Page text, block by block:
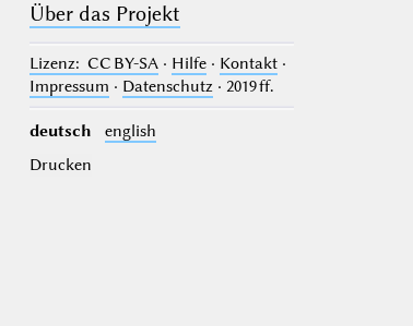
Über das Projekt
Lizenz: CC BY-SA· Hilfe· Kontakt·
Impressum · Datenschutz· 2019 ff.
deutsch
english
Drucken